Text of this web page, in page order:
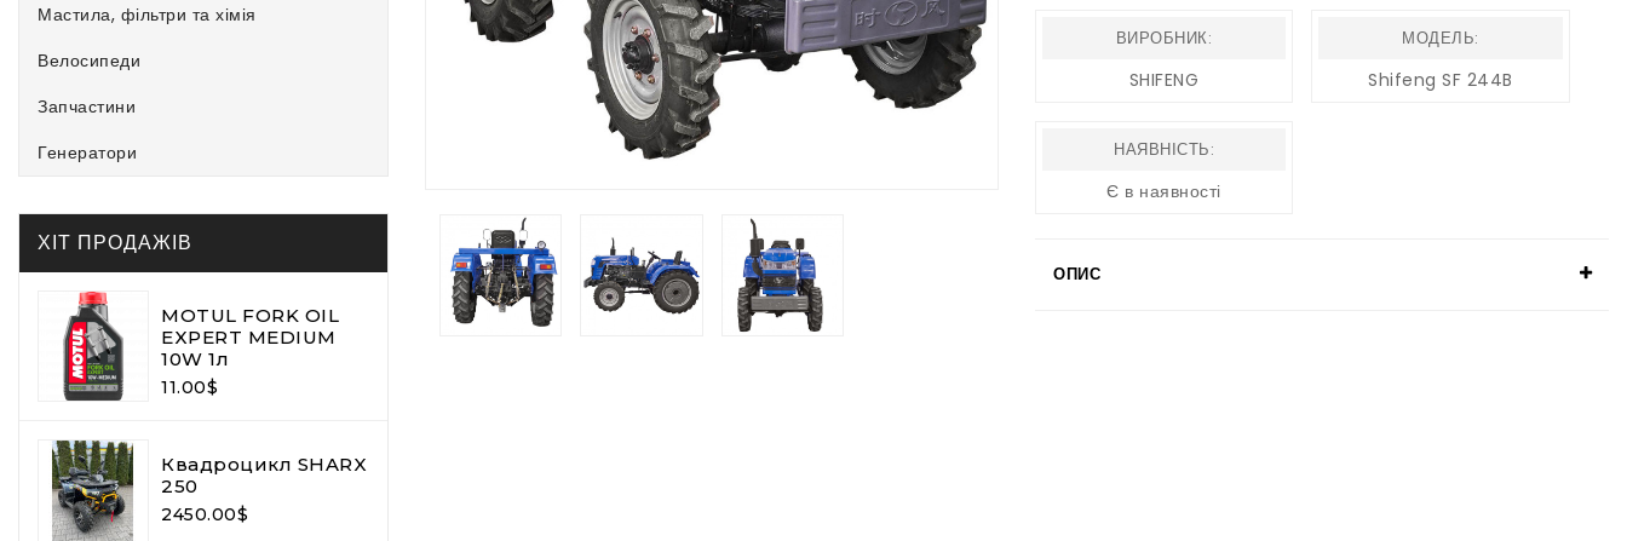
Мастила, фільтри та хімія
Велосипеди
Запчастини
Генератори
ХІТ ПРОДАЖІВ
MOTUL FORK OIL
EXPERT MEDIUM
10W 1л
11.00$
Квадроцикл SHARX
250
2450.00$
ВИРОБНИК:
SHIFENG
МОДЕЛЬ:
Shifeng SF 244B
НАЯВНІСТЬ:
Є в наявності
ОПИС